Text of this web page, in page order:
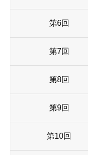
第6回
第7回
第8回
第9回
第10回